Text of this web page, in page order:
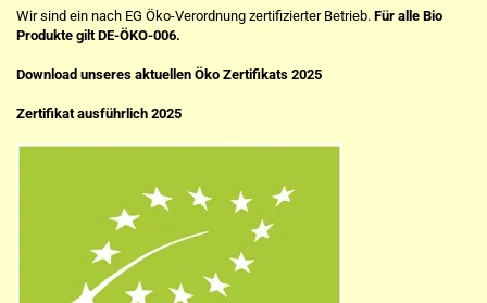
Wir sind ein nach EG Öko-Verordnung zertifizierter Betrieb. Für alle Bio
Produkte gilt DE-ÖKO-006.
Download unseres aktuellen Öko Zertifikats 2025
Zertifikat ausführlich 2025